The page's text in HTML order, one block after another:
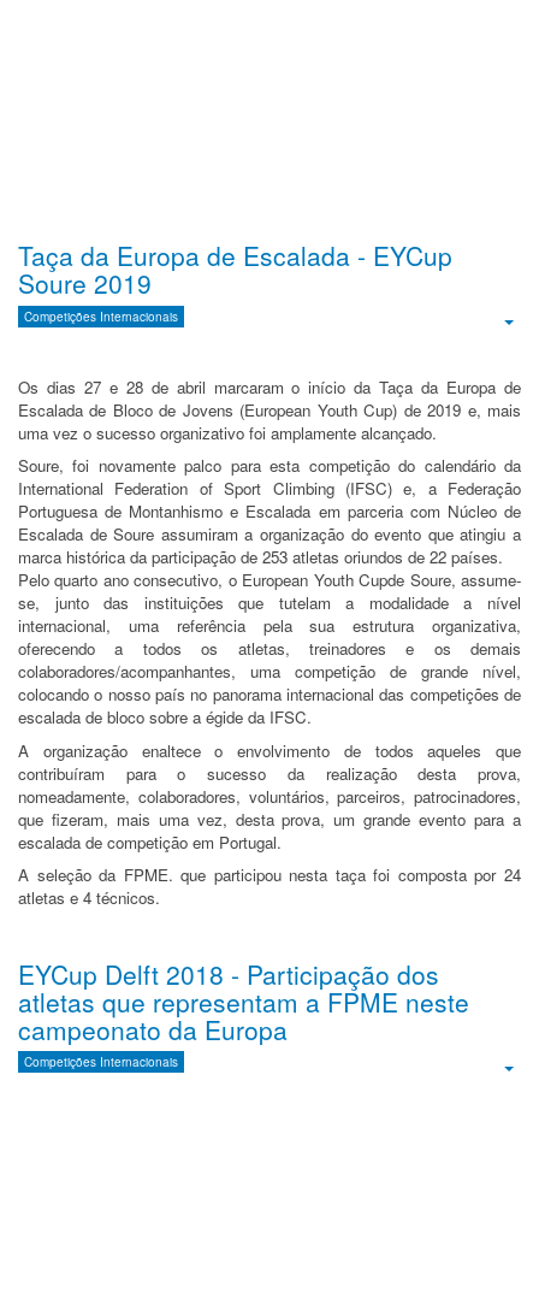
Taça da Europa de Escalada - EYCup
Soure 2019
Competições Internacionais
Os dias 27 e 28 de abril marcaram o início da Taça da Europa de
Escalada de Bloco de Jovens (European Youth Cup) de 2019 e, mais
uma vez o sucesso organizativo foi amplamente alcançado.
Soure, foi novamente palco para esta competição do calendário da
International Federation of Sport Climbing (IFSC) e, a Federação
Portuguesa de Montanhismo e Escalada em parceria com Núcleo de
Escalada de Soure assumiram a organização do evento que atingiu a
marca histórica da participação de 253 atletas oriundos de 22 países.
Pelo quarto ano consecutivo, o European Youth Cupde Soure, assume-
se, junto das instituições que tutelam a modalidade a nível
internacional, uma referência pela sua estrutura organizativa,
oferecendo a todos os atletas, treinadores e os demais
colaboradores/acompanhantes, uma competição de grande nível,
colocando o nosso país no panorama internacional das competições de
escalada de bloco sobre a égide da IFSC.
A organização enaltece o envolvimento de todos aqueles que
contribuíram para o sucesso da realização desta prova,
nomeadamente, colaboradores, voluntários, parceiros, patrocinadores,
que fizeram, mais uma vez, desta prova, um grande evento para a
escalada de competição em Portugal.
A seleção da FPME. que participou nesta taça foi composta por 24
atletas e 4 técnicos.
EYCup Delft 2018 - Participação dos
atletas que representam a FPME neste
campeonato da Europa
Competições Internacionais